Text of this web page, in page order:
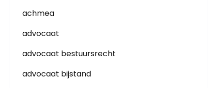
achmea
advocaat
advocaat bestuursrecht
advocaat bijstand